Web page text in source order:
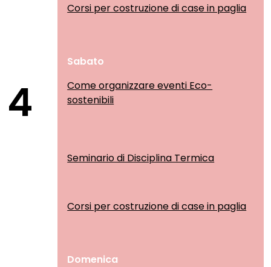
Corsi per costruzione di case in paglia
4
Sabato
Come organizzare eventi Eco-
sostenibili
Seminario di Disciplina Termica
Corsi per costruzione di case in paglia
Domenica